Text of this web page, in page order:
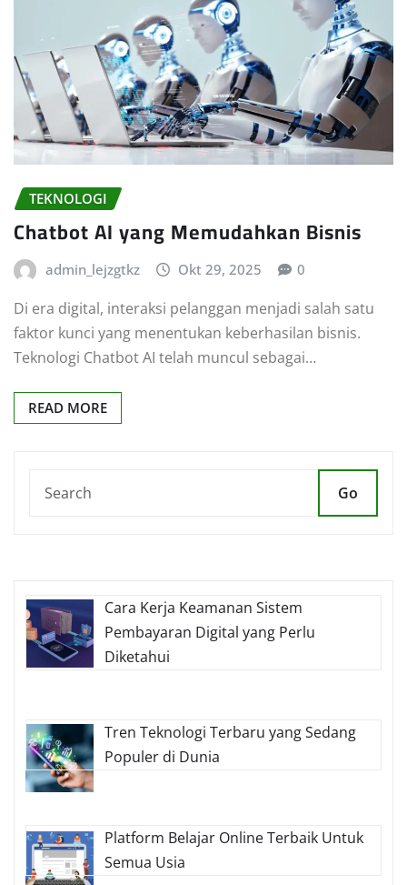
TEKNOLOGI
Chatbot AI yang Memudahkan Bisnis
admin_lejzgtkz Okt 29, 2025 0
Di era digital, interaksi pelanggan menjadi salah satu
faktor kunci yang menentukan keberhasilan bisnis.
Teknologi Chatbot AI telah muncul sebagai…
READ MORE
Go
Cara Kerja Keamanan Sistem
Pembayaran Digital yang Perlu
Diketahui
Tren Teknologi Terbaru yang Sedang
Populer di Dunia
Platform Belajar Online Terbaik Untuk
Semua Usia